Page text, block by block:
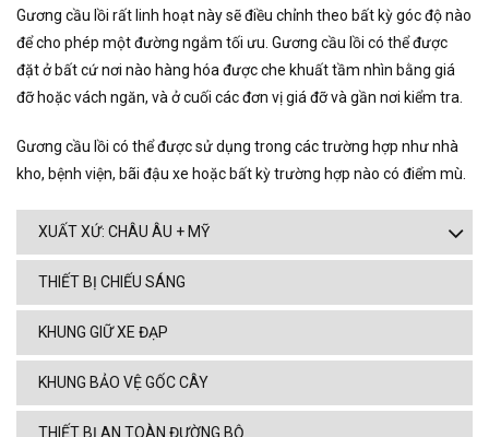
Gương cầu lồi rất linh hoạt này sẽ điều chỉnh theo bất kỳ góc độ nào
để cho phép một đường ngắm tối ưu. Gương cầu lồi có thể được
đặt ở bất cứ nơi nào hàng hóa được che khuất tầm nhìn bằng giá
đỡ hoặc vách ngăn, và ở cuối các đơn vị giá đỡ và gần nơi kiểm tra.
Gương cầu lồi có thể được sử dụng trong các trường hợp như nhà
kho, bệnh viện, bãi đậu xe hoặc bất kỳ trường hợp nào có điểm mù.
XUẤT XỨ: CHÂU ÂU + MỸ
THIẾT BỊ CHIẾU SÁNG
KHUNG GIỮ XE ĐẠP
KHUNG BẢO VỆ GỐC CÂY
THIẾT BỊ AN TOÀN ĐƯỜNG BỘ